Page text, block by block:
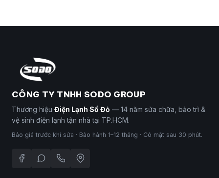
CÔNG TY TNHH SODO GROUP
Thương hiệu Điện Lạnh Số Đỏ — 14 năm sửa chữa, bảo trì &
vệ sinh điện lạnh tận nhà tại TP.HCM.
Báo giá trước khi sửa · Bảo hành 1–12 tháng · Có mặt sau 30 phút.